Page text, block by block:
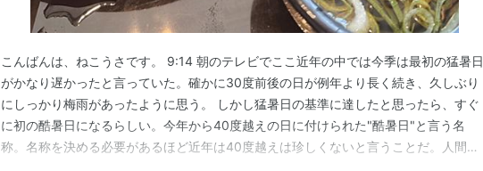
こんばんは、ねこうさです。 9:14 朝のテレビでここ近年の中では今季は最初の猛暑日
がかなり遅かったと言っていた。確かに30度前後の日が例年より長く続き、久しぶり
にしっかり梅雨があったように思う。 しかし猛暑日の基準に達したと思ったら、すぐ
に初の酷暑日になるらしい。今年から40度越えの日に付けられた"酷暑日"と言う名
称。名称を決める必要があるほど近年は40度越えは珍しくないと言うことだ。人間の